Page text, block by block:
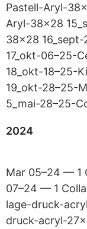
Pastell-Aryl-
Aryl-38x28
38x28
17_okt-06–25-
18_okt-18–25-
19_okt-28–25-
5_mai-28–25-
2024
Mar 05–24 — 1
07–24 — 1
lage-druck-
druck-acryl-